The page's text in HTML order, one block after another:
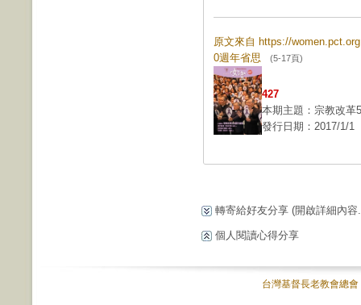
原文來自 https://
0週年省思 (5-17頁)
427
本期主題：宗教改革
發行日期：2017/1/1
轉寄給好友分享 (開啟詳細內容
個人閱讀心得分享
台灣基督長老教會總會